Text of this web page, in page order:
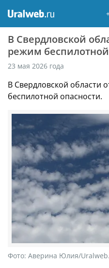
В Свердловской
режим
23 мая 2026 года
В Свердловской области
беспилотной опасности.
Фото: Аверина Юлия/